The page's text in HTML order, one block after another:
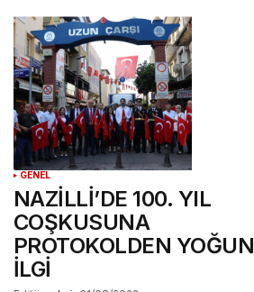
GENEL
NAZİLLİ’DE 100. YIL
COŞKUSUNA
PROTOKOLDEN YOĞUN
İLGİ